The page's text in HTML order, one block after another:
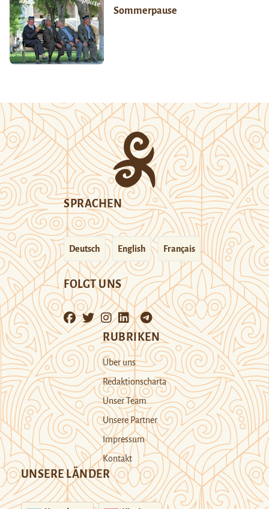
Sommerpause
SPRACHEN
Deutsch English Français
FOLGT UNS
RUBRIKEN
Über uns
Redaktionscharta
Unser Team
Unsere Partner
Impressum
Kontakt
UNSERE LÄNDER